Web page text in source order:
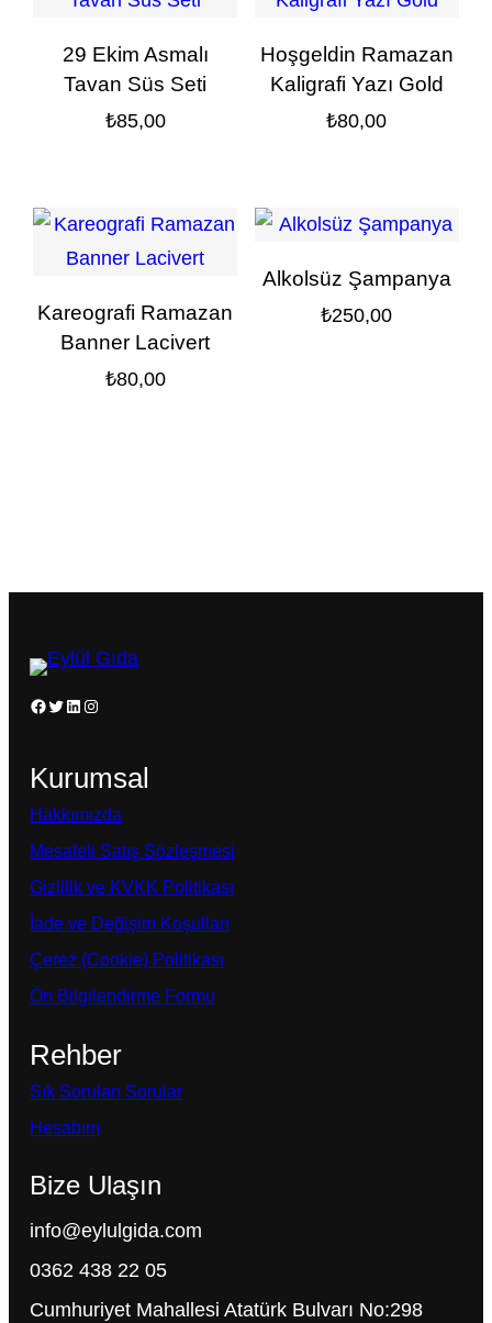
29 Ekim Asmalı
Tavan Süs Seti
₺85,00
Hoşgeldin Ramazan
Kaligrafi Yazı Gold
₺80,00
Kareografi Ramazan
Banner Lacivert
₺80,00
Alkolsüz Şampanya
₺250,00
Facebook Twitter LinkedIn Instagram
Kurumsal
Hakkımızda
Mesafeli Satış Sözleşmesi
Gizlilik ve KVKK Politikası
İade ve Değişim Koşulları
Çerez (Cookie) Politikası
Ön Bilgilendirme Formu
Rehber
Sık Sorulan Sorular
Hesabım
Bize Ulaşın
info@eylulgida.com
0362 438 22 05
Cumhuriyet Mahallesi Atatürk Bulvarı No:298